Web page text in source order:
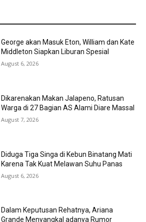
George akan Masuk Eton, William dan Kate
Middleton Siapkan Liburan Spesial
August 6, 2026
Dikarenakan Makan Jalapeno, Ratusan
Warga di 27 Bagian AS Alami Diare Massal
August 7, 2026
Diduga Tiga Singa di Kebun Binatang Mati
Karena Tak Kuat Melawan Suhu Panas
August 6, 2026
Dalam Keputusan Rehatnya, Ariana
Grande Menyangkal adanya Rumor